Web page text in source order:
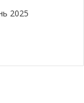
участия
дома La
2025